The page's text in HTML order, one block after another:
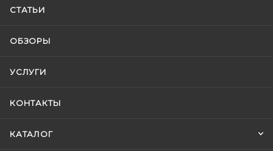
СТАТЬИ
ОБЗОРЫ
УСЛУГИ
КОНТАКТЫ
КАТАЛОГ